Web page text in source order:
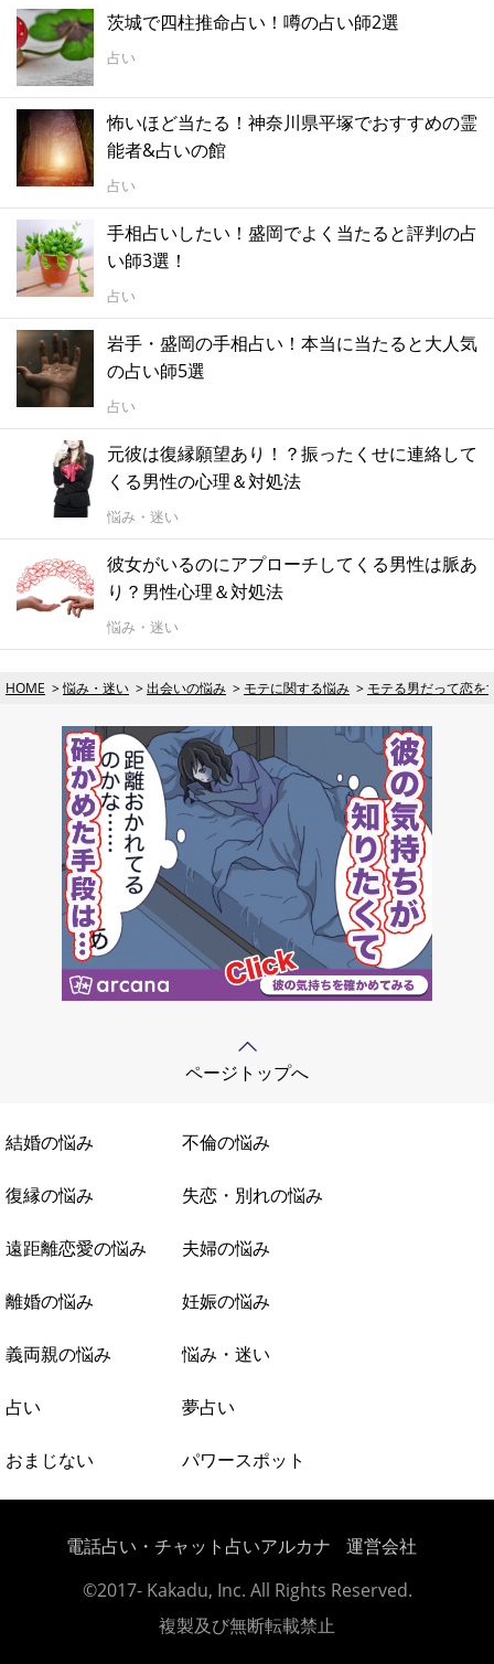
茨城で四柱推命占い！噂の占い師2選
占い
怖いほど当たる！神奈川県平塚でおすすめの霊
能者&占いの館
占い
手相占いしたい！盛岡でよく当たると評判の占
い師3選！
占い
岩手・盛岡の手相占い！本当に当たると大人気
の占い師5選
占い
元彼は復縁願望あり！？振ったくせに連絡して
くる男性の心理＆対処法
悩み・迷い
彼女がいるのにアプローチしてくる男性は脈あ
り？男性心理＆対処法
悩み・迷い
HOME 悩み・迷い 出会いの悩み モテに関する悩み モテる男だって恋を
ページトップへ
結婚の悩み 不倫の悩み
復縁の悩み 失恋・別れの悩み
遠距離恋愛の悩み 夫婦の悩み
離婚の悩み 妊娠の悩み
義両親の悩み 悩み・迷い
占い 夢占い
おまじない パワースポット
電話占い・チャット占いアルカナ
運営会社
©2017- Kakadu, Inc. All Rights Reserved.
複製及び無断転載禁止